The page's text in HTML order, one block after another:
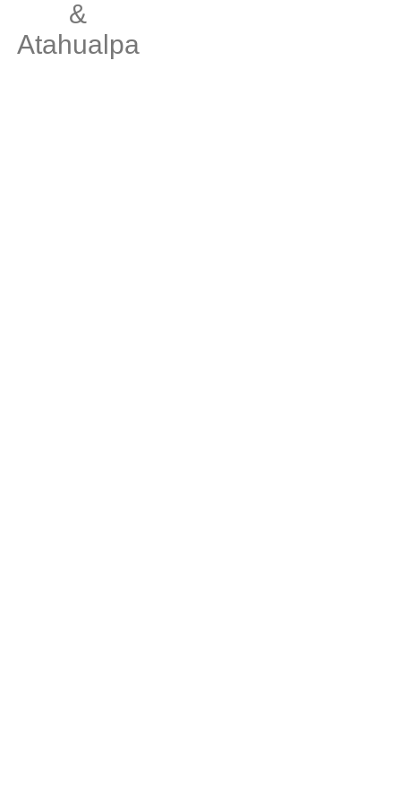
&
Atahualpa